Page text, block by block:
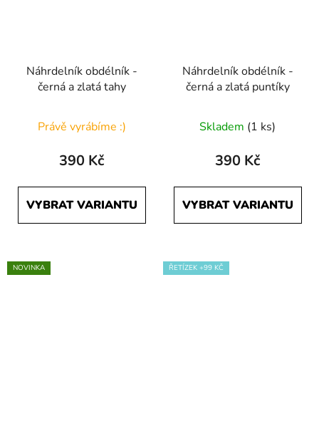
Náhrdelník obdélník -
černá a zlatá tahy
Právě vyrábíme :)
390 Kč
VYBRAT VARIANTU
Náhrdelník obdélník -
černá a zlatá puntíky
Skladem (1 ks)
390 Kč
VYBRAT VARIANTU
NOVINKA ŘETÍZEK +99 KČ